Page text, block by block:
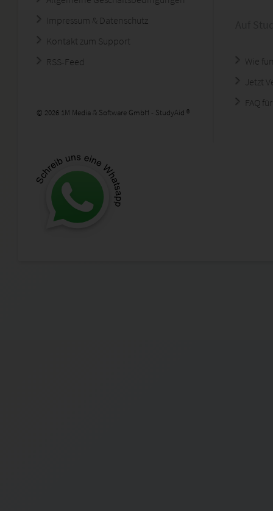
Impressum & Datenschutz
Kontakt zum Support
RSS-Feed
© 2026 1M Media & Software GmbH - StudyAid ®
Wie
Jetzt
FAQ